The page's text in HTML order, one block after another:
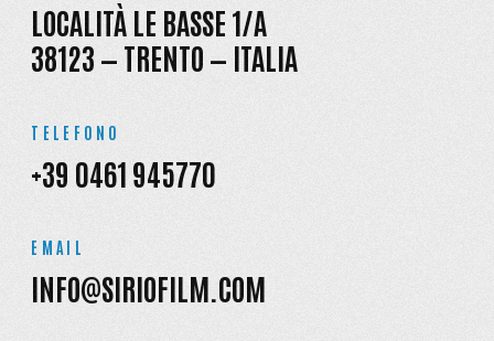
LOCALITÀ LE BASSE 1/A
38123 — TRENTO — ITALIA
TELEFONO
+39 0461 945770
EMAIL
INFO@SIRIOFILM.COM